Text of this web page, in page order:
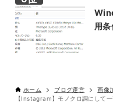
用条
ホーム ブログ運営
画像
【Instagram】モノクロ調にして